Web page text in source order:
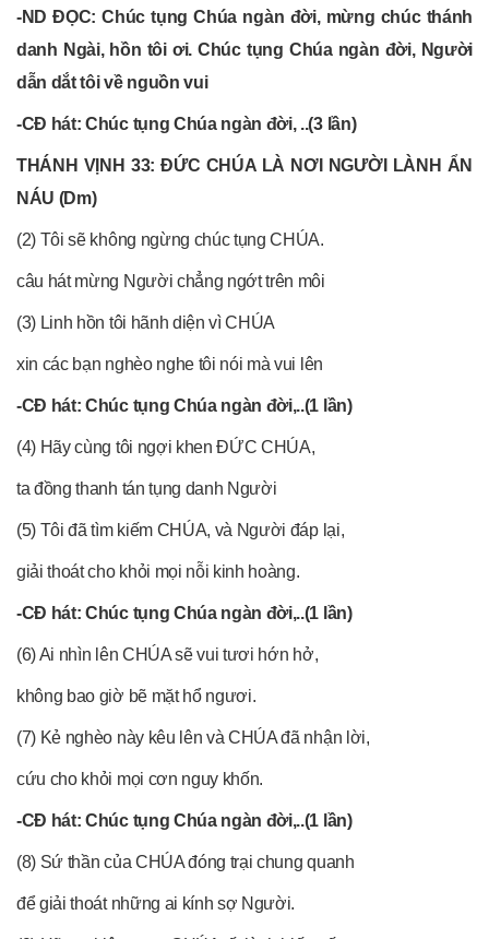
-ND ĐỌC: Chúc tụng Chúa ngàn đời, mừng chúc thánh
danh Ngài, hồn tôi ơi. Chúc tụng Chúa ngàn đời, Người
dẫn dắt tôi về nguồn vui
-CĐ hát: Chúc tụng Chúa ngàn đời, ..(3 lần)
THÁNH VỊNH 33: ÐỨC CHÚA LÀ NƠI NGƯỜI LÀNH ẨN
NÁU (Dm)
(2) Tôi sẽ không ngừng chúc tụng CHÚA.
câu hát mừng Người chẳng ngớt trên môi
(3) Linh hồn tôi hãnh diện vì CHÚA
xin các bạn nghèo nghe tôi nói mà vui lên
-CĐ hát: Chúc tụng Chúa ngàn đời,..(1 lần)
(4) Hãy cùng tôi ngợi khen ÐỨC CHÚA,
ta đồng thanh tán tụng danh Người
(5) Tôi đã tìm kiếm CHÚA, và Người đáp lại,
giải thoát cho khỏi mọi nỗi kinh hoàng.
-CĐ hát: Chúc tụng Chúa ngàn đời,..(1 lần)
(6) Ai nhìn lên CHÚA sẽ vui tươi hớn hở,
không bao giờ bẽ mặt hổ ngươi.
(7) Kẻ nghèo này kêu lên và CHÚA đã nhận lời,
cứu cho khỏi mọi cơn nguy khốn.
-CĐ hát: Chúc tụng Chúa ngàn đời,..(1 lần)
(8) Sứ thần của CHÚA đóng trại chung quanh
để giải thoát những ai kính sợ Người.